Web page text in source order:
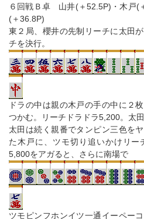
６回戦Ｂ卓 山井(＋52.5P)・木戸(
(＋36.8P)
東２局、櫻井の先制リーチに太田
チを決行。
ドラの中は親の木戸の手の中に２
つかむ。リーチドラドラ5,200。太
太田は続く親番でタンピン三色を
た木戸に、ツモ切り追いかけリ
5,800をアガると、さらに南場で
ツモピンフホンイツ一通イーペー